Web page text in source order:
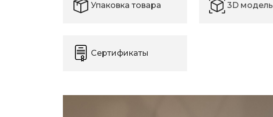
Упаковка товара 3D модель
Сертификаты